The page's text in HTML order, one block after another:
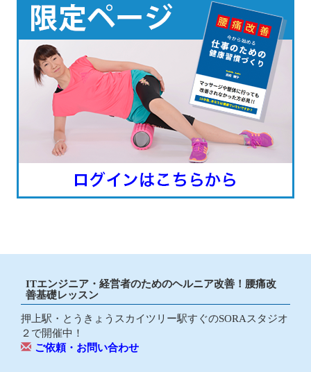
ITエンジニア・経営者のためのヘルニア改善！腰痛改
善基礎レッスン
押上駅・とうきょうスカイツリー駅すぐのSORAスタジオ
２で開催中！
ご依頼・お問い合わせ